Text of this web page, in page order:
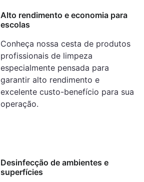
Alto rendimento e economia para
escolas
Conheça nossa cesta de produtos
profissionais de limpeza
especialmente pensada para
garantir alto rendimento e
excelente custo-benefício para sua
operação.
Desinfecção de ambientes e
superfícies